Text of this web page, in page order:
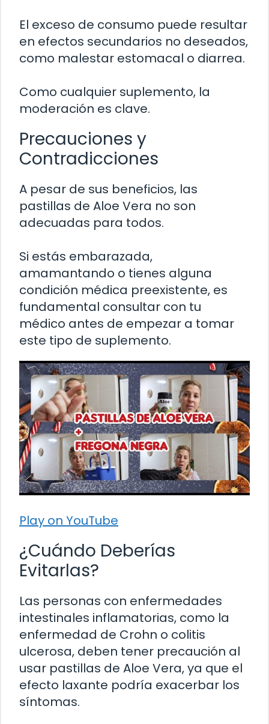
El exceso de consumo puede resultar
en efectos secundarios no deseados,
como malestar estomacal o diarrea.
Como cualquier suplemento, la
moderación es clave.
Precauciones y
Contradicciones
A pesar de sus beneficios, las
pastillas de Aloe Vera no son
adecuadas para todos.
Si estás embarazada,
amamantando o tienes alguna
condición médica preexistente, es
fundamental consultar con tu
médico antes de empezar a tomar
este tipo de suplemento.
Play on YouTube
¿Cuándo Deberías
Evitarlas?
Las personas con enfermedades
intestinales inflamatorias, como la
enfermedad de Crohn o colitis
ulcerosa, deben tener precaución al
usar pastillas de Aloe Vera, ya que el
efecto laxante podría exacerbar los
síntomas.